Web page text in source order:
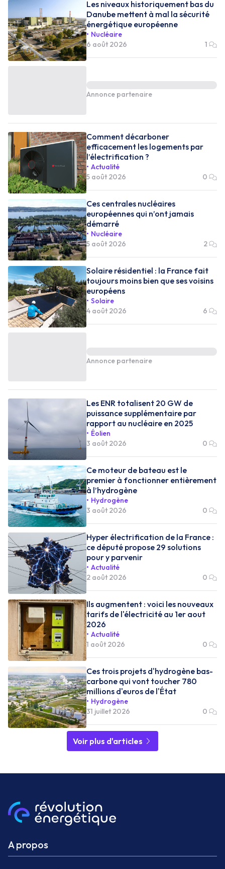
Les niveaux historiquement bas du
Danube mettent à mal la sécurité
énergétique européenne
Nucléaire
6 août 2026
1
Annonce partenaire
Comment décarboner
efficacement les logements par
l’électrification ?
Actualité
5 août 2026
0
Ces centrales nucléaires
européennes qui n’ont jamais
démarré
Nucléaire
5 août 2026
2
Solaire résidentiel : la France fait
toujours moins bien que ses voisins
européens
Solaire
4 août 2026
6
Annonce partenaire
Les ENR totalisent 20 GW de
puissance supplémentaire par
rapport au nucléaire en 2025
Éolien
3 août 2026
0
Ce moteur de bateau est le
premier à fonctionner entièrement
à l’hydrogène
Hydrogène
3 août 2026
0
Hyper électrification de la France :
ce député propose 29 solutions
pour y parvenir
Actualité
2 août 2026
0
Ils augmentent : voici les nouveaux
tarifs de l'électricité au 1er aout
2026
Actualité
1 août 2026
0
Ces trois projets d'hydrogène bas-
carbone qui vont toucher 780
millions d'euros de l'État
Hydrogène
31 juillet 2026
0
Voir plus d'articles
A propos